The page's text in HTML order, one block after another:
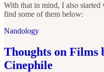
With that in mind, I also
find some of them below:
Nandology
Thoughts on Films
Cinephile